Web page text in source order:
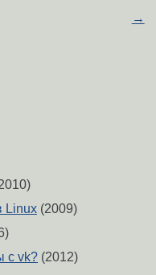
→
Linux (2009)
с vk? (2012)